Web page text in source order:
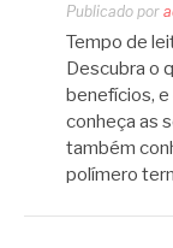
Publicado por
Tempo de
Descubra o
benefícios,
conheça as
também
polímero